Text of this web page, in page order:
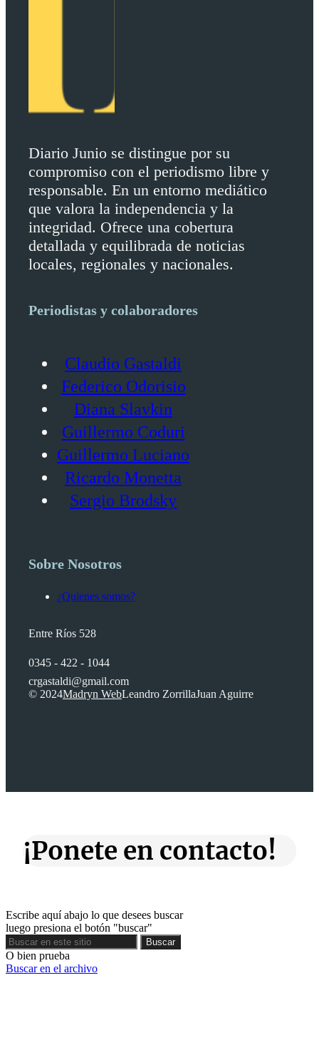
Diario Junio se distingue por su
compromiso con el periodismo libre y
responsable. En un entorno mediático
que valora la independencia y la
integridad. Ofrece una cobertura
detallada y equilibrada de noticias
locales, regionales y nacionales.
Periodistas y colaboradores
Claudio Gastaldi
Federico Odorisio
Diana Slavkin
Guillermo Coduri
Guillermo Luciano
Ricardo Monetta
Sergio Brodsky
Sobre Nosotros
¿Quienes somos?
Entre Ríos 528
0345 - 422 - 1044
crgastaldi@gmail.com
© 2024Madryn WebLeandro ZorrillaJuan Aguirre
¡Ponete en contacto!
Escribe aquí abajo lo que desees buscar
luego presiona el botón "buscar"
Buscar
Buscar
O bien prueba
Buscar en el archivo